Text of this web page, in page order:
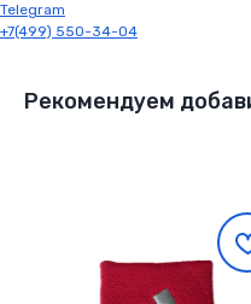
Telegram
+7(499) 550-34-04
Рекомендуем
На сайте
Гарантия
на весь
выбираете доставку